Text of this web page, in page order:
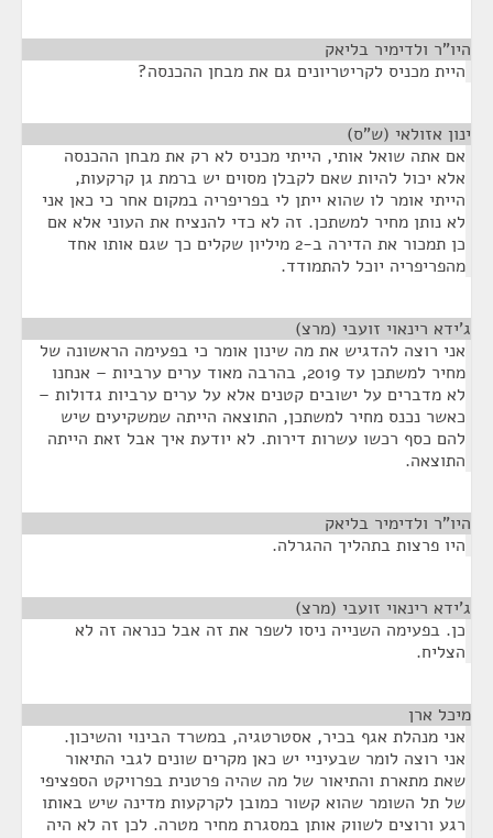
היו"ר ולדימיר בליאק
היית מכניס לקריטריונים גם את מבחן ההכנסה?
ינון אזולאי (ש"ס)
אם אתה שואל אותי, הייתי מכניס לא רק את מבחן ההכנסה
אלא יכול להיות שאם לקבלן מסוים יש ברמת גן קרקעות,
הייתי אומר לו שהוא ייתן לי בפריפריה במקום אחר כי כאן אני
לא נותן מחיר למשתכן. זה לא כדי להנציח את העוני אלא אם
כן תמכור את הדירה ב-2 מיליון שקלים כך שגם אותו אחד
מהפריפריה יוכל להתמודד.
ג'ידא רינאוי זועבי (מרצ)
אני רוצה להדגיש את מה שינון אומר כי בפעימה הראשונה של
מחיר למשתכן עד 2019, בהרבה מאוד ערים ערביות – אנחנו
לא מדברים על ישובים קטנים אלא על ערים ערביות גדולות –
כאשר נכנס מחיר למשתכן, התוצאה הייתה שמשקיעים שיש
להם כסף רכשו עשרות דירות. לא יודעת איך אבל זאת הייתה
התוצאה.
היו"ר ולדימיר בליאק
היו פרצות בתהליך ההגרלה.
ג'ידא רינאוי זועבי (מרצ)
כן. בפעימה השנייה ניסו לשפר את זה אבל כנראה זה לא
הצליח.
מיכל ארן
אני מנהלת אגף בכיר, אסטרטגיה, במשרד הבינוי והשיכון.
אני רוצה לומר שבעיניי יש כאן מקרים שונים לגבי התיאור
שאת מתארת והתיאור של מה שהיה פרטנית בפרויקט הספציפי
של תל השומר שהוא קשור כמובן לקרקעות מדינה שיש באותו
רגע ורוצים לשווק אותן במסגרת מחיר מטרה. לכן זה לא היה